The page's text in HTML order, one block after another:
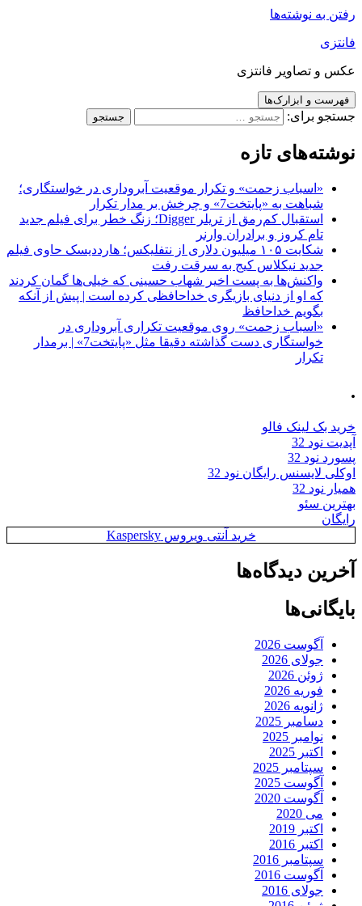
رفتن به نوشته‌ها
فانتزی
عکس و تصاویر فانتزی
فهرست و ابزارک‌ها
جستجو برای:
نوشته‌های تازه
«اسباب زحمت» و تکرار موقعیت آبروداری در خواستگاری؛
شباهت به «پایتخت7» و چرخش بر مدار تکرار
استقبال کم‌رمق از تریلر Digger؛ زنگ خطر برای فیلم جدید
تام کروز و برادران وارنر
شکایت ۱۰۵ میلیون دلاری از نتفلیکس؛ هارددیسک حاوی فیلم
جدید نیکلاس کیج به سرقت رفت
واکنش‌ها به پست اخیر شهاب حسینی که خیلی‌ها گمان کردند
که او از دنیای بازیگری خداحافظی کرده است | پیش از آنکه
بگویم خداحافظ
«اسباب زحمت» روی موقعیت تکراری آبروداری در
خواستگاری دست گذاشته دقیقا مثل «پایتخت7» | برمدار
تکرار
.
خرید بک لینک فالو
آپدیت نود 32
پسورد نود 32
اوکلی لایسنس رایگان نود 32
همیار نود 32
بهترین سئو
رایگان
خرید آنتی ویروس Kaspersky
آخرین دیدگاه‌ها
بایگانی‌ها
آگوست 2026
جولای 2026
ژوئن 2026
فوریه 2026
ژانویه 2026
دسامبر 2025
نوامبر 2025
اکتبر 2025
سپتامبر 2025
آگوست 2025
آگوست 2020
می 2020
اکتبر 2019
اکتبر 2016
سپتامبر 2016
آگوست 2016
جولای 2016